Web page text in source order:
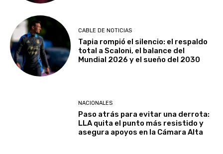
CABLE DE NOTICIAS
Tapia rompió el silencio: el respaldo
total a Scaloni, el balance del
Mundial 2026 y el sueño del 2030
NACIONALES
Paso atrás para evitar una derrota:
LLA quita el punto más resistido y
asegura apoyos en la Cámara Alta